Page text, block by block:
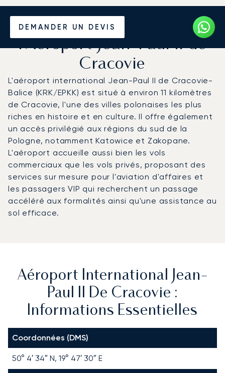
DEMANDER UN DEVIS
Louer un Jet Privé de/vers
l'Aéroport Jean-Paul II de
Cracovie
L'aéroport international Jean-Paul II de Cracovie-
Balice (KRK/EPKK) est situé à environ 11 kilomètres
de Cracovie, l'une des villes polonaises les plus
riches en histoire et en culture. Il offre également
un accès privilégié aux régions du sud de la
Pologne, notamment Katowice et Zakopane.
L'aéroport accueille aussi bien les vols
commerciaux que les vols privés, proposant des
services sur mesure pour l'aviation d'affaires et
les passagers VIP qui recherchent un passage
accéléré aux formalités ainsi qu'une assistance au
sol efficace.
Aéroport International Jean-
Paul II De Cracovie :
Informations Essentielles
Coordonnées (DMS)
50° 4′ 34″ N, 19° 47′ 30″ E